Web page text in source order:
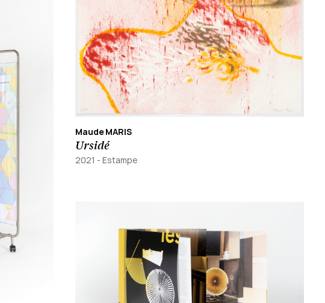
Maude MARIS
Ursidé
2021 - Estampe